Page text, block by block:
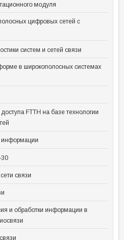
модуля
цифровых сетей с
систем и сетей связи
в широкополосных системах
FTTH на базе технологии
информации
30
связи
и обработки информации в